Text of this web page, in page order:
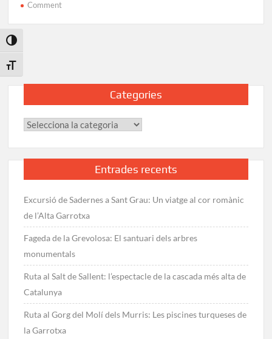
Toggle High Contrast
Toggle Font size
Commenton
Ruta
Ral
Bas
Categories
Categories
Entrades recents
Excursió de Sadernes a Sant Grau: Un viatge al cor romànic
de l’Alta Garrotxa
Fageda de la Grevolosa: El santuari dels arbres
monumentals
Ruta al Salt de Sallent: l’espectacle de la cascada més alta de
Catalunya
Ruta al Gorg del Molí dels Murris: Les piscines turqueses de
la Garrotxa